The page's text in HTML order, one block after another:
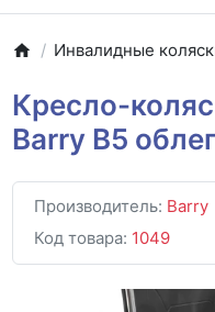
Инвалидные
Кресло-
Barry B5
Производитель: Barry
Код товара: 1049